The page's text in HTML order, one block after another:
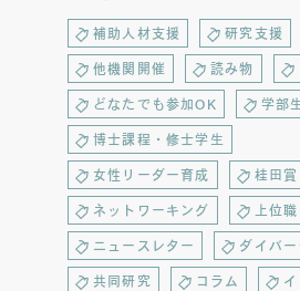
補助人材支援 研究支援
他機関開催 読み物
どなたでも参加OK 学部
博士課程・修士学生
女性リーダー育成 桂田賞
ネットワーキング 上位職
ニュースレター ダイバー
共同研究 コラム